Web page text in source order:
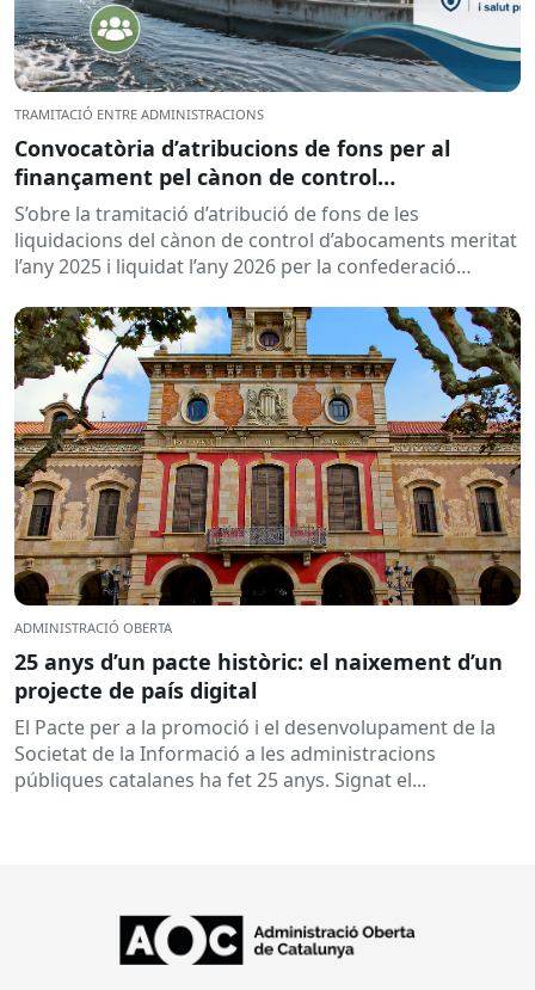
TRAMITACIÓ ENTRE ADMINISTRACIONS
Convocatòria d’atribucions de fons per al
finançament pel cànon de control
d’abocaments meritat l’any 2025 i liquidat l’any
2026
S’obre la tramitació d’atribució de fons de les
liquidacions del cànon de control d’abocaments meritat
l’any 2025 i liquidat l’any 2026 per la confederació
ADMINISTRACIÓ OBERTA
25 anys d’un pacte històric: el naixement d’un
projecte de país digital
El Pacte per a la promoció i el desenvolupament de la
Societat de la Informació a les administracions
públiques catalanes ha fet 25 anys. Signat el...